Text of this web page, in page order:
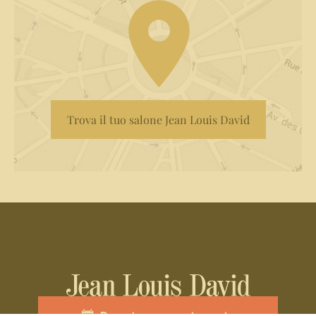
Trova il tuo salone Jean Louis David